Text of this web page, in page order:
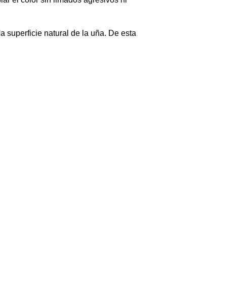
superficie natural de la uña. De esta